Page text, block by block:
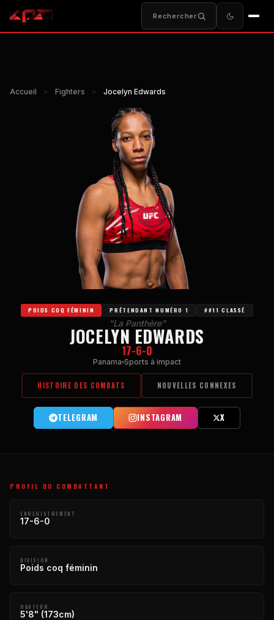
Rechercher
Accueil > Fighters > Jocelyn Edwards
POIDS COQ FÉMININ PRÉTENDANT NUMÉRO 1 ##11 CLASSÉ
"La Panthère"
JOCELYN EDWARDS
17-6-0
Panama Sports à impact
HISTOIRE DES COMBATS NOUVELLES CONNEXES
TELEGRAM INSTAGRAM X
PROFIL DU COMBATTANT
ENREGISTREMENT
17-6-0
DIVISION
Poids coq féminin
HAUTEUR
5'8" (173cm)